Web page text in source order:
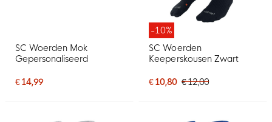
SC Woerden Mok
Gepersonaliseerd
€ 14,99
-10%
SC Woerden
Keeperskousen Zwart
€ 10,80 € 12,00